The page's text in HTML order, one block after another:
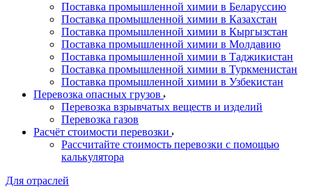
Поставка промышленной химии в Беларуссию
Поставка промышленной химии в Казахстан
Поставка промышленной химии в Кыргызстан
Поставка промышленной химии в Молдавию
Поставка промышленной химии в Таджикистан
Поставка промышленной химии в Туркменистан
Поставка промышленной химии в Узбекистан
Перевозка опасных грузов
Перевозка взрывчатых веществ и изделий
Перевозка газов
Расчёт стоимости перевозки
Рассчитайте стоимость перевозки с помощью
калькулятора
Для отраслей